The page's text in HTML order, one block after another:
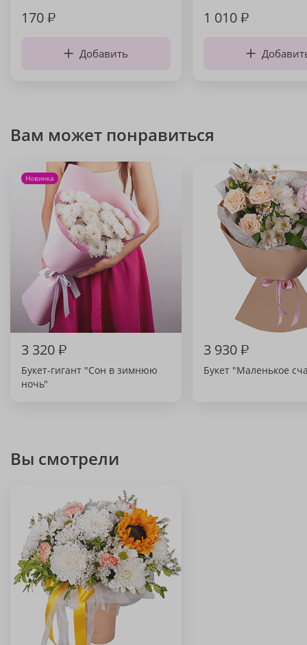
170₽
Добавить
1 010₽
Вам может понравиться
Новинка
3 320₽
Букет-гигант "Сон в зимнюю
ночь"
3 930₽
Букет "Маленькое
Вы смотрели